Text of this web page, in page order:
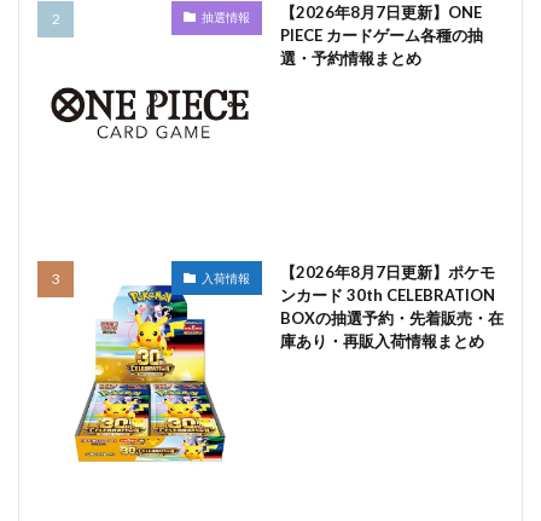
抽選情報
【2026年8月7日更新】ONE
PIECE カードゲーム各種の抽
選・予約情報まとめ
入荷情報
【2026年8月7日更新】ポケモ
ンカード 30th CELEBRATION
BOXの抽選予約・先着販売・在
庫あり・再販入荷情報まとめ